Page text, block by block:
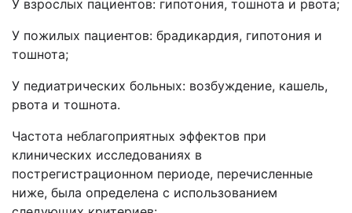
У взрослых пациентов: гипотония, тошнота и рвота;
У пожилых пациентов: брадикардия, гипотония и
тошнота;
У педиатрических больных: возбуждение, кашель,
рвота и тошнота.
Частота неблагоприятных эффектов при
клинических исследованиях в
пострегистрационном периоде, перечисленные
ниже, была определена с использованием